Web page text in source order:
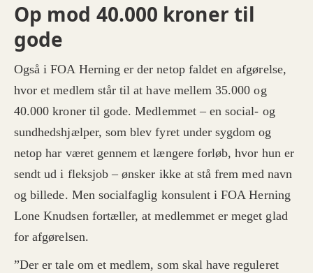
Op mod 40.000 kroner til
gode
Også i FOA Herning er der netop faldet en afgørelse,
hvor et medlem står til at have mellem 35.000 og
40.000 kroner til gode. Medlemmet – en social- og
sundhedshjælper, som blev fyret under sygdom og
netop har været gennem et længere forløb, hvor hun er
sendt ud i fleksjob – ønsker ikke at stå frem med navn
og billede. Men socialfaglig konsulent i FOA Herning
Lone Knudsen fortæller, at medlemmet er meget glad
for afgørelsen.
”Der er tale om et medlem, som skal have reguleret